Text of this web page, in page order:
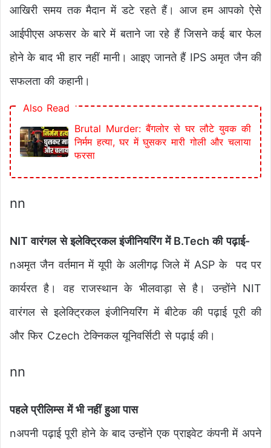
आखिरी समय तक मैदान में डटे रहते हैं। आज हम आपको ऐसे
आईपीएस अफसर के बारे में बताने जा रहे हैं जिसने कई बार फेल
होने के बाद भी हार नहीं मानी। आइए जानते हैं IPS अमृत जैन की
सफलता की कहानी।
Also Read
Brutal Murder: बैंगलोर से घर लौटे युवक की
निर्मम हत्या, घर में घुसकर मारी गोली और चलाया
फरसा
nn
NIT वारंगल से इलेक्ट्रिकल इंजीनियरिंग में B.Tech की पढ़ाई-
nअमृत जैन वर्तमान में यूपी के अलीगढ़ जिले में ASP के पद पर
कार्यरत है। वह राजस्थान के भीलवाड़ा से है। उन्होंने NIT
वारंगल से इलेक्ट्रिकल इंजीनियरिंग में बीटेक की पढ़ाई पूरी की
और फिर Czech टेक्निकल यूनिवर्सिटी से पढ़ाई की।
nn
पहले प्रीलिम्स में भी नहीं हुआ पास
nअपनी पढ़ाई पूरी होने के बाद उन्होंने एक प्राइवेट कंपनी में अपने